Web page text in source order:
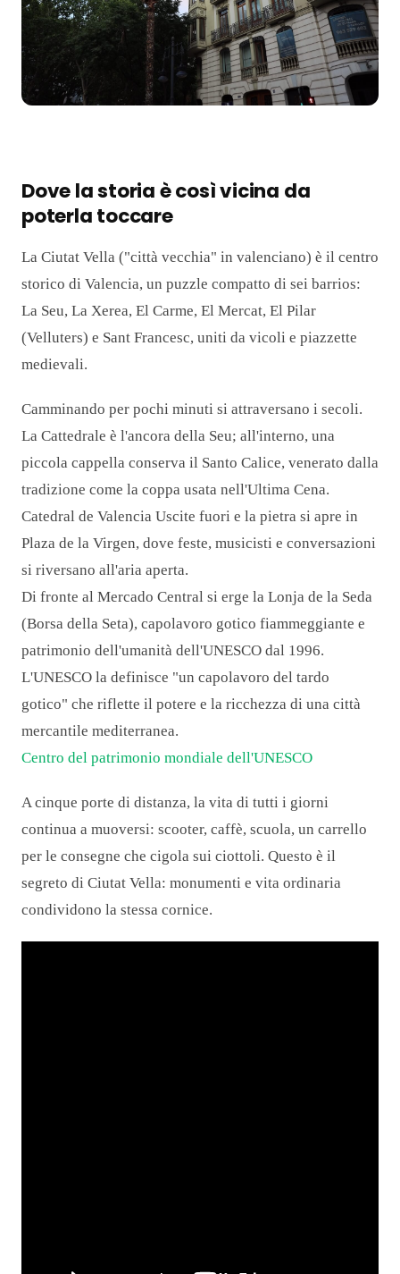
Dove la storia è così vicina da
poterla toccare
La Ciutat Vella ("città vecchia" in valenciano) è il centro
storico di Valencia, un puzzle compatto di sei barrios:
La Seu, La Xerea, El Carme, El Mercat, El Pilar
(Velluters) e Sant Francesc, uniti da vicoli e piazzette
medievali.
Camminando per pochi minuti si attraversano i secoli.
La Cattedrale è l'ancora della Seu; all'interno, una
piccola cappella conserva il Santo Calice, venerato dalla
tradizione come la coppa usata nell'Ultima Cena.
Catedral de Valencia Uscite fuori e la pietra si apre in
Plaza de la Virgen, dove feste, musicisti e conversazioni
si riversano all'aria aperta.
Di fronte al Mercado Central si erge la Lonja de la Seda
(Borsa della Seta), capolavoro gotico fiammeggiante e
patrimonio dell'umanità dell'UNESCO dal 1996.
L'UNESCO la definisce "un capolavoro del tardo
gotico" che riflette il potere e la ricchezza di una città
mercantile mediterranea.
Centro del patrimonio mondiale dell'UNESCO
A cinque porte di distanza, la vita di tutti i giorni
continua a muoversi: scooter, caffè, scuola, un carrello
per le consegne che cigola sui ciottoli. Questo è il
segreto di Ciutat Vella: monumenti e vita ordinaria
condividono la stessa cornice.